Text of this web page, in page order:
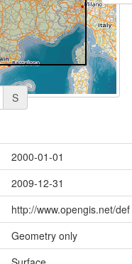
S
2000-01-01
2009-12-31
http://www.opengis.net/def
Geometry only